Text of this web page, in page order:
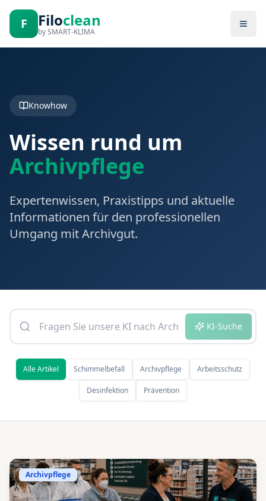
F Filoclean
by SMART-KLIMA
Knowhow
Wissen rund um
Archivpflege
Expertenwissen, Praxistipps und aktuelle
Informationen für den professionellen
Umgang mit Archivgut.
KI-Suche
Alle Artikel Schimmelbefall Archivpflege Arbeitsschutz
Desinfektion Prävention
Archivpflege